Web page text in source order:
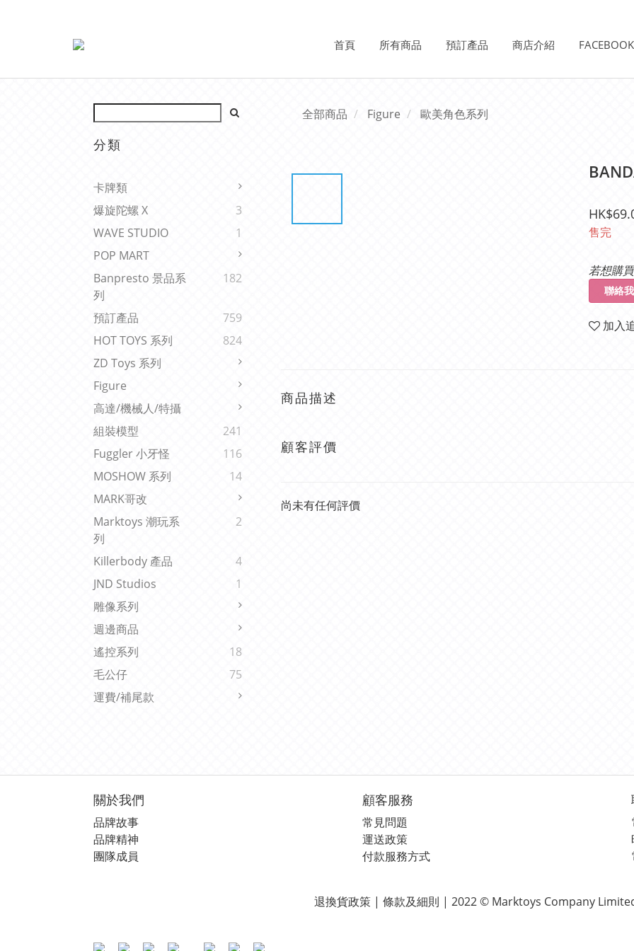
首頁 所有商品 預訂產品 商店介紹
分類
卡牌類
爆旋陀螺 X
3
WAVE STUDIO
1
POP MART
Banpresto 景品系
列
182
預訂產品
759
HOT TOYS 系列
824
ZD Toys 系列
Figure
高達/機械人/特攝
組裝模型
241
Fuggler 小牙怪
116
MOSHOW 系列
14
MARK哥改
Marktoys 潮玩系
列
2
Killerbody 產品
4
JND Studios
1
雕像系列
週邊商品
遙控系列
18
毛公仔
75
運費/補尾款
全部商品 Figure 歐美角色系列
售完
若想購
聯絡
加入
商品描述
顧客評價
尚未有任何評價
關於我們
品牌故事
品牌精神
團隊成員
顧客服務
常見問題
運送政策
付款服務方式
退換貨政策 | 條款及細則 | 2022 © Marktoys Company